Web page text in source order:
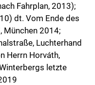
Fahrplan, 2013);
dt. Vom Ende des
München 2014;
Luchterhand
Herrn Horváth,
letzte